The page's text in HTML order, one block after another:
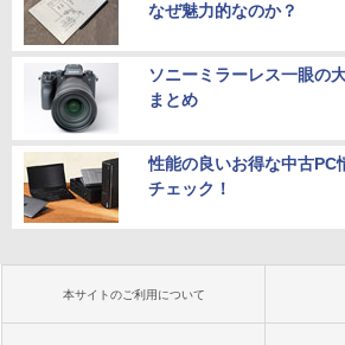
なぜ魅力的なのか？
ソニーミラーレス一眼の
まとめ
性能の良いお得な中古PC
チェック！
本サイトのご利用について